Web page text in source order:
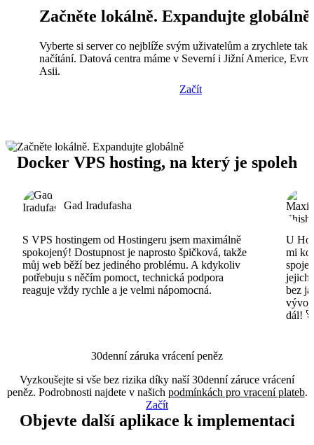
Začněte lokálně. Expandujte globálně
Vyberte si server co nejblíže svým uživatelům a zrychlete tak
načítání. Datová centra máme v Severní i Jižní Americe,
Asii.
Začít
Docker VPS hosting, na který je spoleh
Gad Iradufasha
S VPS hostingem od Hostingeru jsem maximálně
spokojený! Dostupnost je naprosto špičková, takže
můj web běží bez jediného problému. A kdykoliv
potřebuju s něčím pomoct, technická podpora
reaguje vždy rychle a je velmi nápomocná.
U
mi
jejich
bez
dál!
30denní záruka vrácení peněz
Vyzkoušejte si vše bez rizika díky naší 30denní záruce vrácení
peněz. Podrobnosti najdete v našich podmínkách pro vracení plateb.
Začít
Objevte další aplikace k implementaci